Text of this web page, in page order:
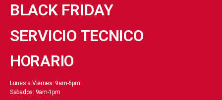
BLACK FRIDAY
SERVICIO TECNICO
HORARIO
Lunes a Viernes: 9am-6pm
Sabados: 9am-1pm